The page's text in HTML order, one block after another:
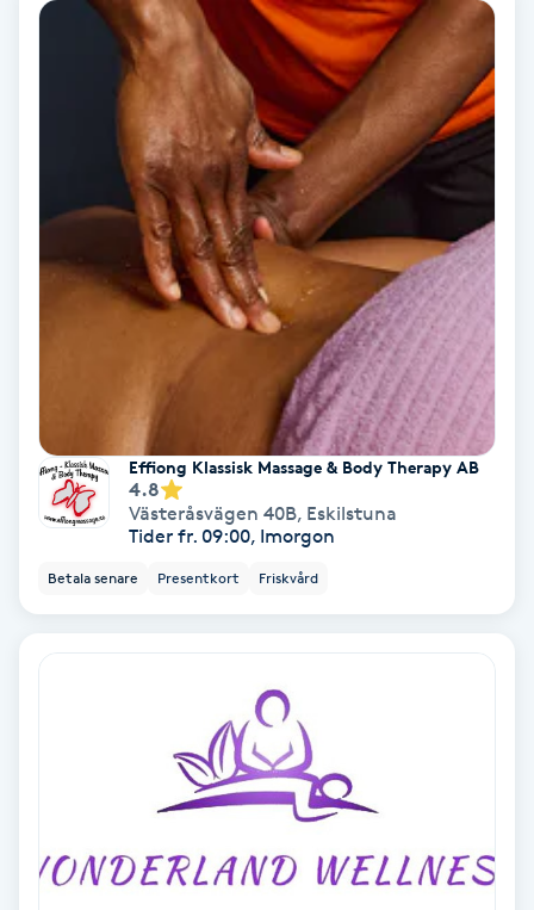
Läpptatuering
Manikyr & Pedikyr
Medicinsk massage
Meditation
Effiong Klassisk Massage & Body Therapy AB
4.8
Västeråsvägen 40B, Eskilstuna
Tider fr. 09:00, Imorgon
Betala senare Presentkort Friskvård